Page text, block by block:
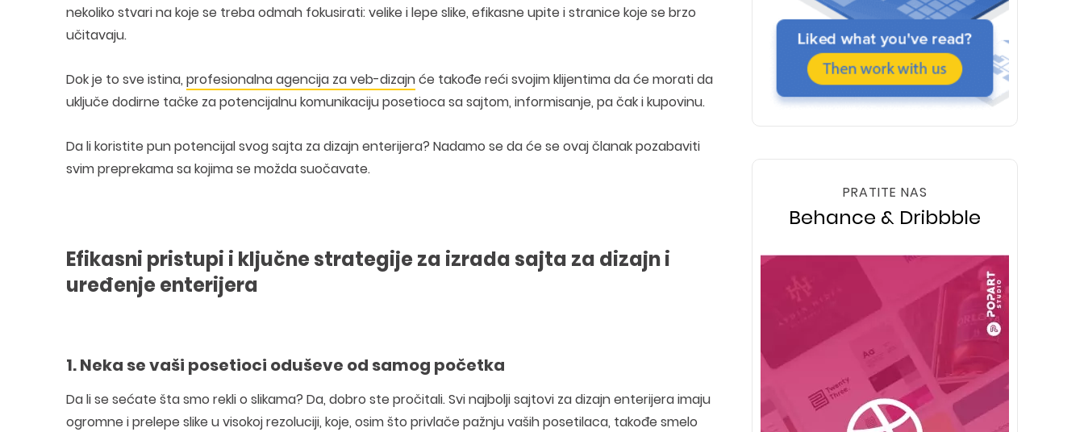
nekoliko stvari na koje se treba odmah fokusirati: velike i lepe slike, efikasne upite i stranice koje se brzo
učitavaju.
Dok je to sve istina, profesionalna agencija za veb-dizajnće takođe reći svojim klijentima da će morati da
uključe dodirne tačke za potencijalnu komunikaciju posetioca sa sajtom, informisanje, pa čak i kupovinu.
Da li koristite pun potencijal svog sajta za dizajn enterijera? Nadamo se da će se ovaj članak pozabaviti
svim preprekama sa kojima se možda suočavate.
Efikasni pristupi i ključne strategije za izrada sajta za dizajn i
uređenje enterijera
1. Neka se vaši posetioci oduševe od samog početka
Da li se sećate šta smo rekli o slikama? Da, dobro ste pročitali. Svi najbolji sajtovi za dizajn enterijera imaju
ogromne i prelepe slike u visokoj rezoluciji, koje, osim što privlače pažnju vaših posetilaca, takođe smelo
PRATITE NAS
Behance & Dribbble